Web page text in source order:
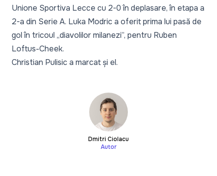
Unione Sportiva Lecce cu 2-0 în deplasare, în etapa a
2-a din Serie A. Luka Modric a oferit prima lui pasă de
gol în tricoul „diavolilor milanezi”, pentru Ruben
Loftus-Cheek.
Christian Pulisic a marcat și el.
Dmitri Ciolacu
Autor